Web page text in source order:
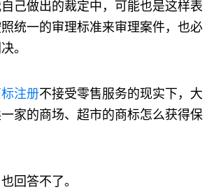
己做出的裁定中，可能也是这样表
统一的审理标准来审理案件，也必
。
注册不接受零售服务的现实下，大
家的商场、超市的商标怎么获得保
回答不了。